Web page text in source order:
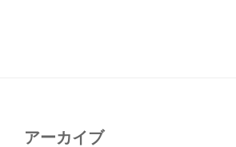
アーカイブ